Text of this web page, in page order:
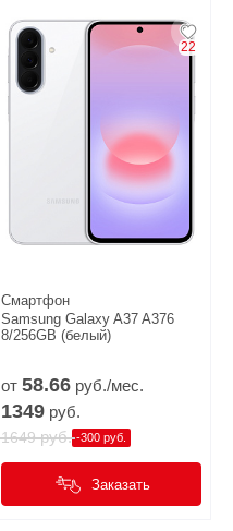
22
Смартфон
Samsung Galaxy A37 A376
8/256GB (белый)
от 58.66 руб./мес.
1349 руб.
1649руб. -300 руб.
Заказать